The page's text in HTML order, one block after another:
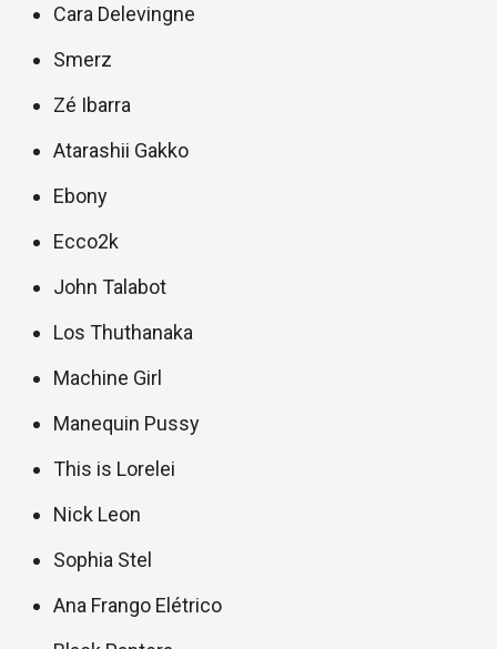
Cara Delevingne
Smerz
Zé Ibarra
Atarashii Gakko
Ebony
Ecco2k
John Talabot
Los Thuthanaka
Machine Girl
Manequin Pussy
This is Lorelei
Nick Leon
Sophia Stel
Ana Frango Elétrico